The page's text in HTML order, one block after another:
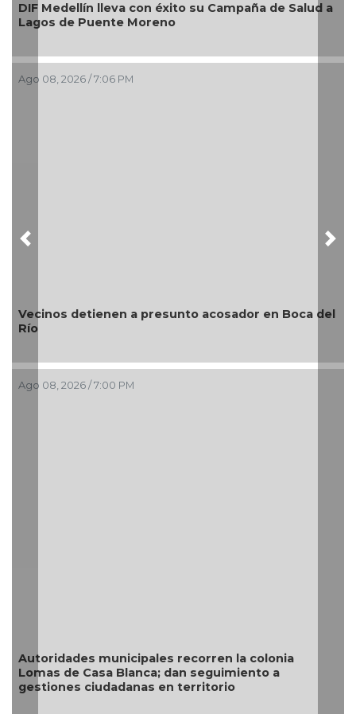
de Salud a
en Boca del
la colonia
a
nuevos módulos comerciales para
imagen de las playas e impulsar la
Previous